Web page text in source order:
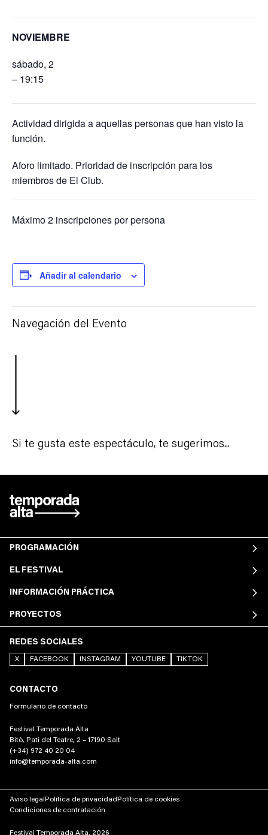
NOVIEMBRE
sábado, 2
– 19:15
Actividad dirigida a aquellas personas que han visto la
función.
Aforo limitado. Prioridad de inscripción para los
miembros de El Club.
Máximo 2 inscripciones por persona
Añadir al calendario
Navegación del Evento
Si te gusta este espectáculo, te sugerimos...
PROGRAMACIÓN
EL FESTIVAL
INFORMACIÓN PRÁCTICA
PROYECTOS
REDES SOCIALES
X FACEBOOK INSTAGRAM YOUTUBE TIKTOK
CONTACTO
Formulario de contacto
Festival Temporada Alta
Bitò, Pati del Teatre, 2 – 17190 Salt
(+34) 972 40 20 04
info@temporada-alta.com
Aviso legal Política de privacidad Política de cookies
Condiciones de contratación
Festival Temporada Alta, 2026